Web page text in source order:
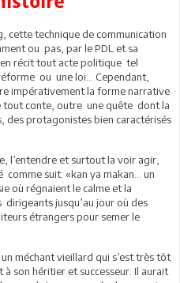
cette technique de communication
ou pas, par le PDL et sa
récit tout acte politique tel
ou une loi… Cependant,
impérativement la forme narrative
conte, outre une quête dont la
des protagonistes bien caractérisés
l’entendre et surtout la voir agir,
suit: «kan ya makan… un
où régnaient le calme et la
jusqu’au jour où des
étrangers pour semer le
méchant vieillard qui s’est très tôt
son héritier et successeur. Il aurait